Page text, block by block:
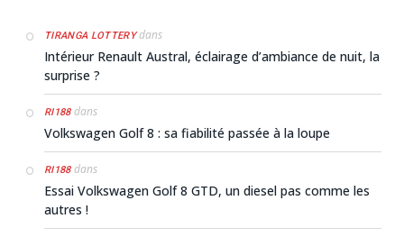
TIRANGA LOTTERYdans
Intérieur Renault Austral, éclairage d’ambiance de nuit, la
surprise ?
RI188dans
Volkswagen Golf 8 : sa fiabilité passée à la loupe
RI188dans
Essai Volkswagen Golf 8 GTD, un diesel pas comme les
autres !